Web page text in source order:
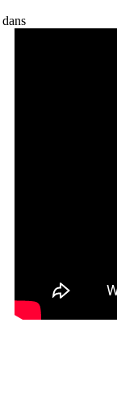
dans